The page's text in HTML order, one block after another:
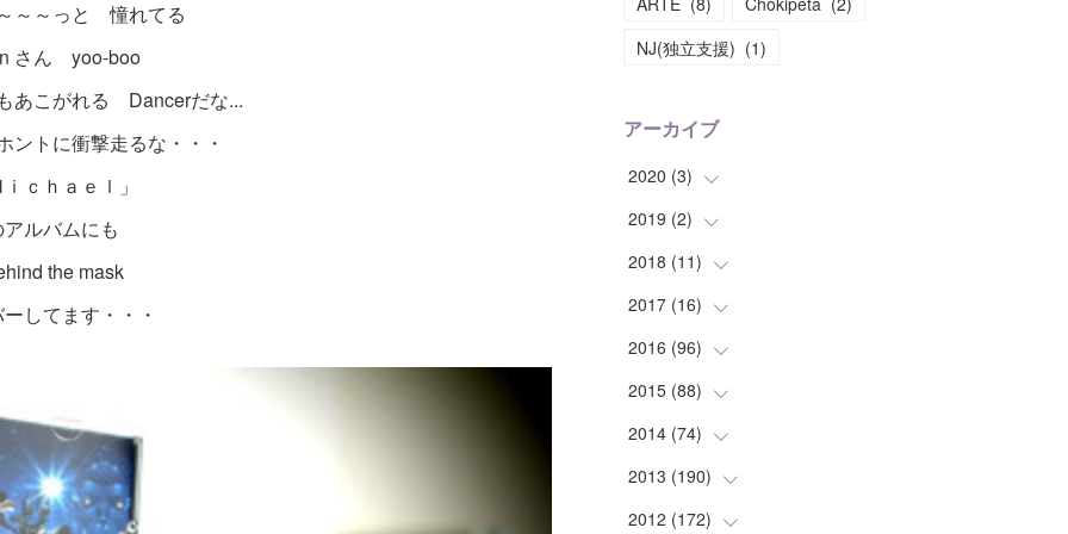
～～っと 憧れてる
さん yoo-boo
あこがれる Dancerだな...
トに衝撃走るな・・・
ｃｈａｅｌ」
ルバムにも
the mask
してます・・・
NJ(独立支援) (1)
アーカイブ
2020 (3)
(1
( 1)
(1)
2019 (2)
( 1)
(1)
2018 (11)
(2)
(1)
(1)
(1)
(3)
(2)
2017 (16)
(1)
(2)
(1)
(3)
(1)
2016 (96)
(2)
(5)
(6)
(3)
2015 (88)
(4)
(7)
(6)
2014 (74)
(9)
(14)
2013 (190)
(17)
2012 (172)